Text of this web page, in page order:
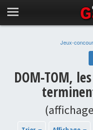
Jeux-
DOM-TOM,